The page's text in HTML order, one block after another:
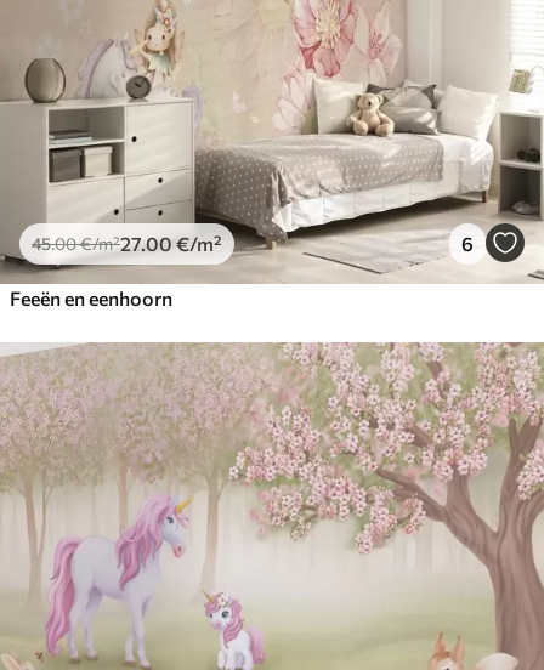
45.00€/m²27.00 €/m² 6
Feeën en eenhoorn